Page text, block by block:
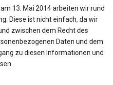
13. Mai 2014 arbeiten wir rund
Diese ist nicht einfach, da wir
zwischen dem Recht des
Daten und dem
zu diesen Informationen und